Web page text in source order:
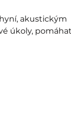
akustickým
úkoly,